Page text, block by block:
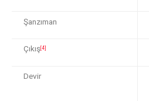
Şanzıman
Çıkış[4]
Devir